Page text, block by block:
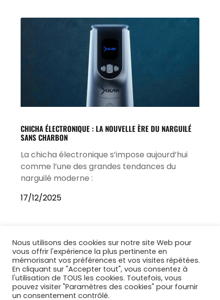
CHICHA ÉLECTRONIQUE : LA NOUVELLE ÈRE DU NARGUILÉ
SANS CHARBON
La chicha électronique s’impose aujourd’hui
comme l’une des grandes tendances du
narguilé moderne :
17/12/2025
Nous utilisons des cookies sur notre site Web pour
vous offrir l'expérience la plus pertinente en
mémorisant vos préférences et vos visites répétées.
En cliquant sur "Accepter tout", vous consentez à
l'utilisation de TOUS les cookies. Toutefois, vous
pouvez visiter "Paramètres des cookies" pour fournir
un consentement contrôlé.